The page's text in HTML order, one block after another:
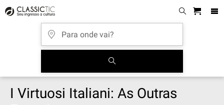
I Virtuosi Italiani: As Outras